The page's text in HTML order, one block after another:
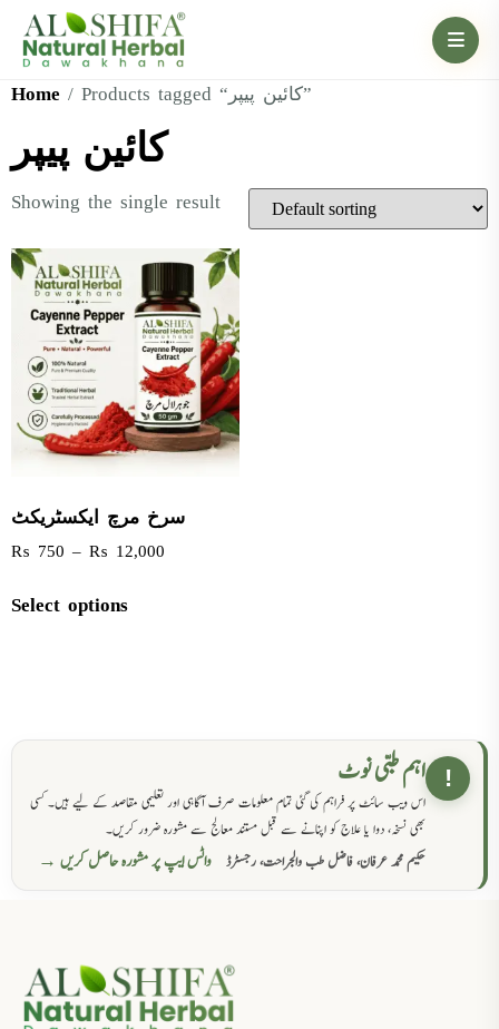
Home / Products tagged “کائین پیپر”
کائین پیپر
Showing the single result
سرخ مرچ ایکسٹریکٹ
₨ 750 – ₨ 12,000
Select options
! اہم طبی نوٹ
اس ویب سائٹ پر فراہم کی گئی تمام معلومات صرف آگاہی اور تعلیمی مقاصد کے لیے ہیں۔ کسی
بھی نسخہ، دوا یا علاج کو اپنانے سے قبل مستند معالج سے مشورہ ضرور کریں۔
حکیم محمد عرفان، فاضل طب والجراحت، رجسٹرڈ
واٹس ایپ پر مشورہ حاصل کریں →